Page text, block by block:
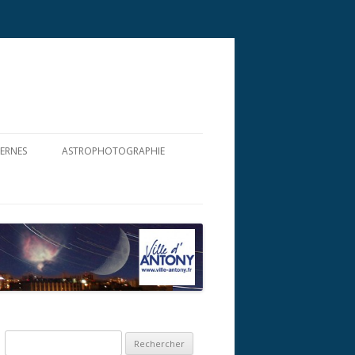
ASTROPHOTOGRAPHIE